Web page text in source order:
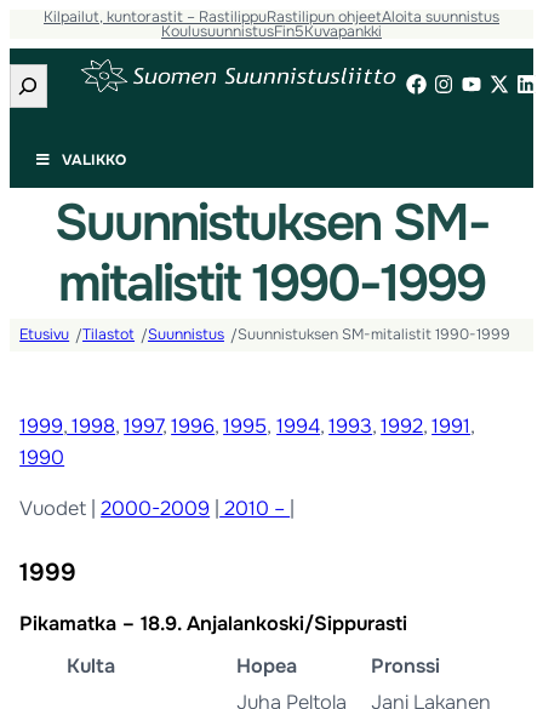
Kilpailut, kuntorastit – RastilippuRastilipun ohjeetAloita suunnistus
KoulusuunnistusFin5Kuvapankki
Etsi
VALIKKO
Suunnistuksen SM-
mitalistit 1990-1999
Etusivu /Tilastot /Suunnistus /Suunnistuksen SM-mitalistit 1990-1999
1999,1998,1997,1996,1995,1994,1993,1992,1991,
1990
Vuodet |2000-2009 2010 –
1999
Pikamatka – 18.9. Anjalankoski/Sippurasti
Kulta
Hopea Pronssi
Juha Peltola
Jani Lakanen